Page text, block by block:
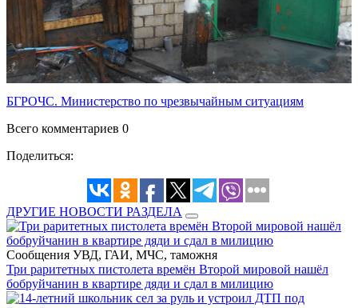
БГРОЧС. Министерство по чрезвычайным ситуациям
Всего комментариев 0
Поделиться:
ДРУГИЕ НОВОСТИ РАЗДЕЛА
Сообщения УВД, ГАИ, МЧС, таможня
Три раритетных пистолета времён Второй мировой нашёл
бобруйчанин в квартире дяди и сдал в милицию